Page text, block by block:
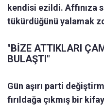
kendisi ezildi. Affınıza
tükürdüğünü yalamak
"BİZE ATTIKLARI
BULAŞTI"
Gün aşırı parti
fırıldağa çıkmış bir